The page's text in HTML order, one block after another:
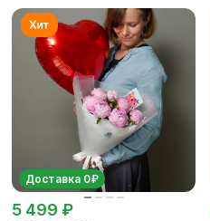
Доставка 0₽
5 499 ₽